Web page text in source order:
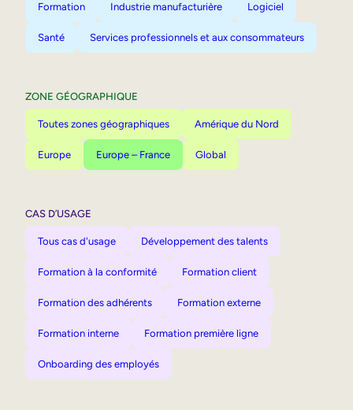
Formation Industrie manufacturière Logiciel
Santé Services professionnels et aux consommateurs
ZONE GÉOGRAPHIQUE
Toutes zones géographiques Amérique du Nord
Europe Europe – France Global
CAS D’USAGE
Tous cas d'usage Développement des talents
Formation à la conformité Formation client
Formation des adhérents Formation externe
Formation interne Formation première ligne
Onboarding des employés